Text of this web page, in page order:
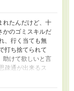
れたんだけど、十
かのゴミスキルだ
、行く当ても無
打ち捨てられて
助けて欲しいと言
疎通が出来るス
思いながら
事に。 だけ